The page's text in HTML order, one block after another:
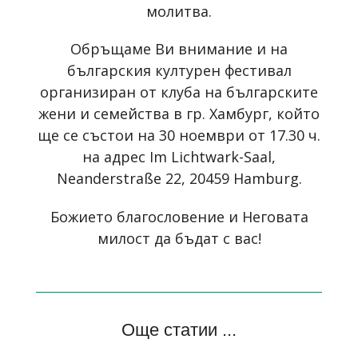
молитва.
Обръщаме Ви внимание и на
българския културен фестивал
организиран от клуба на българските
жени и семейства в гр. Хамбург, който
ще се състои на 30 ноември от 17.30 ч.
на адрес Im Lichtwark-Saal,
Neanderstraße 22, 20459 Hamburg.
Божието благословение и Неговата
милост да бъдат с вас!
Още статии ...